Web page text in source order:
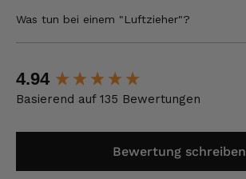
Was tun bei einem "Luftzieher"?
4.94
Basierend auf 135 Bewertungen
Bewertung schreiben
New content loaded